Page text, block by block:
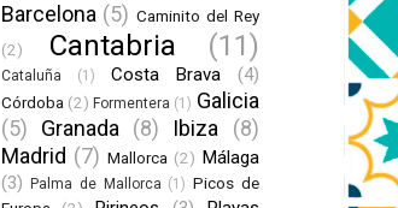
Barcelona (5) Caminito del Rey
(2)
Cantabria (11)
Cataluña (1) Costa Brava (4)
Córdoba (2) Formentera (1) Galicia
(5)
Granada (8) Ibiza
(8)
Madrid (7) Mallorca (2) Málaga
(3)
Palma de Mallorca (1) Picos de